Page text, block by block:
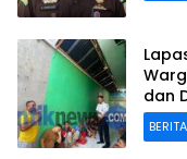
dan
BERITA